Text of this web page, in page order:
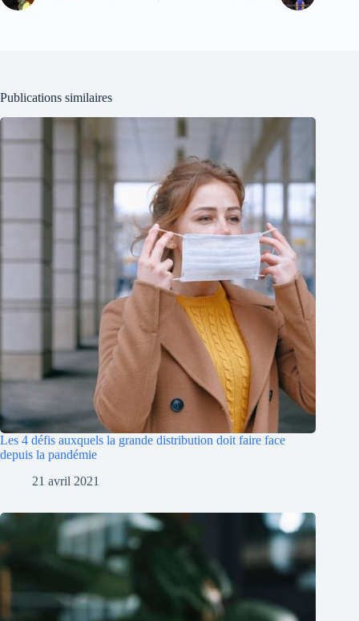
Publications similaires
Les 4 défis auxquels la grande distribution doit faire face
depuis la pandémie
21 avril 2021